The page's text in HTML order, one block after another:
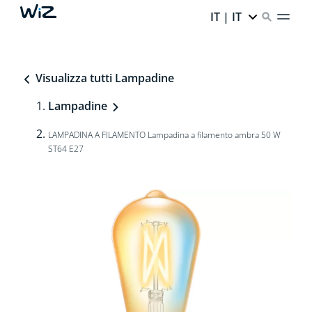
IT | IT
Visualizza tutti Lampadine
Lampadine
LAMPADINA A FILAMENTO Lampadina a filamento ambra 50 W
ST64 E27